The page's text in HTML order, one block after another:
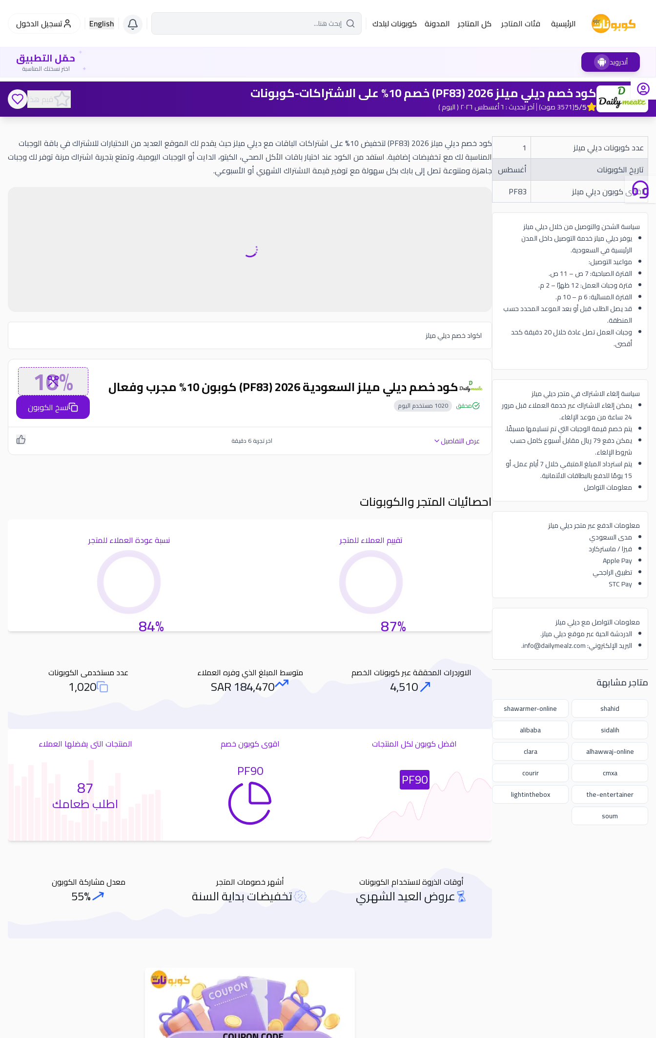
الرئيسية فئات المتاجر كل المتاجر المدونة كوبونات لبلدك English تسجيل الدخول
أندرويد حمّل التطبيق
اختر نسختك المناسبة
✦
✦
كود خصم ديلي ميلز 2026 (PF83) خصم 10% على الاشتراكات-كوبونات
5/5
(
3571صوت) آخر تحديث:٦ أغسطس ٢٠٢٦ ( اليوم )
قيم هذا
كود خصم ديلي ميلز 2026 (PF83) لتخفيض 10% على اشتراكات الباقات مع ديلي ميلز حيث يقدم لك الموقع العديد من الاختيارات للاشتراك في باقة الوجبات
المناسبة لك مع تخفيضات إضافية. استفد من الكود عند اختيار باقات الأكل الصحي، الكيتو، الدايت أو الوجبات اليومية، وتمتع بتجربة اشتراك مرنة توفر لك وجبات
جاهزة ومتنوعة تصل إلى بابك بكل سهولة مع توفير قيمة الاشتراك الشهري أو الأسبوعي.
اكواد خصم ديلي ميلز
كود خصم ديلي ميلز السعودية 2026 (PF83) كوبون 10% مجرب وفعال
محقق 1020 مستخدم اليوم
10%
نسخ الكوبون
عرض التفاصيل اخر تجربة6 دقيقة
احصائيات المتجر والكوبونات
تقييم العملاء للمتجر
87%
نسبة عودة العملاء للمتجر
84%
الاوردرات المحققة عبر كوبونات الخصم
Orders
4,510
متوسط المبلغ الذي وفره العملاء
Amount Saved
184,470
SAR
عدد مستخدمى الكوبونات
Used Coupons
1,020
افضل كوبون لكل المنتجات
Most Used CouponPF90
اقوى كوبون خصم
PF90
المنتجات التى يفضلها العملاء
87
اطلب طعامك
أوقات الذروة لاستخدام الكوبونات
Orders
عروض العيد الشهري
أشهر خصومات المتجر
تخفيضات بداية السنة
معدل مشاركة الكوبون
Share Rate
55%
عدد كوبونات ديلي ميلز
1
تاريخ الكوبونات
أغسطس
اقوى كوبون ديلي ميلز
PF83
سياسة الشحن والتوصيل من خلال ديلي ميلز
يوفر ديلي ميلز خدمة التوصيل داخل المدن
الرئيسية في السعودية.
مواعيد التوصيل:
الفترة الصباحية: 7 ص – 11 ص.
فترة وجبات العمل: 12 ظهرًا – 2 م.
الفترة المسائية: 6 م – 10 م.
قد يصل الطلب قبل أو بعد الموعد المحدد حسب
المنطقة.
وجبات العمل تصل عادة خلال 20 دقيقة كحد
أقصى.
سياسة إلغاء الاشتراك في متجر ديلي ميلز
يمكن إلغاء الاشتراك عبر خدمة العملاء قبل مرور
24 ساعة من موعد الإلغاء.
يتم خصم قيمة الوجبات التي تم تسليمها مسبقًا.
يمكن دفع 79 ريال مقابل أسبوع كامل حسب
شروط الإلغاء.
يتم استرداد المبلغ المتبقي خلال 7 أيام عمل، أو
15 يومًا للدفع بالبطاقات الائتمانية.
معلومات التواصل
معلومات الدفع عبر متجر ديلي ميلز
مدى السعودي
فيزا / ماستركارد
Apple Pay
تطبيق الراجحي
STC Pay
معلومات التواصل مع ديلي ميلز
الدردشة الحية عبر موقع ديلي ميلز.
البريد الإلكتروني: info@dailymealz.com.
متاجر مشابهة
shahid
shawarmer-online
sidalih
alibaba
alhawwaj-online
clara
cmxa
courir
the-entertainer
lightinthebox
soum